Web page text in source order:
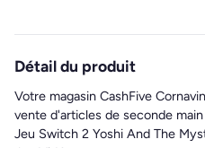
Détail du produit
Votre magasin CashFive
vente d'articles de seconde
Jeu Switch 2 Yoshi And The